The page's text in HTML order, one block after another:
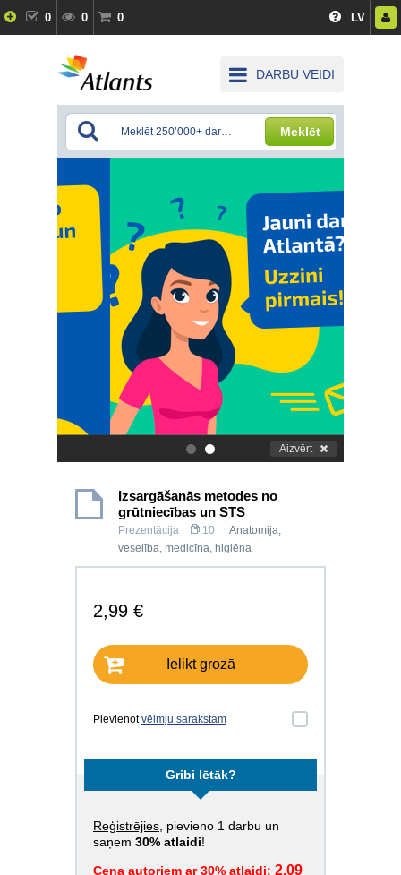
0 0 0 LV
DARBU VEIDI
Meklēt
. Aizvērt
Izsargāšanās metodes no
grūtniecības un STS
Prezentācija 10
Anatomija,
veselība, medicīna, higiēna
2,99 €
Ielikt grozā
Pievienotvēlmju sarakstam
Gribi lētāk?
Reģistrējies , pievieno 1 darbu un
saņem 30% atlaidi!
Cena autoriem ar 30% atlaidi: 2,09